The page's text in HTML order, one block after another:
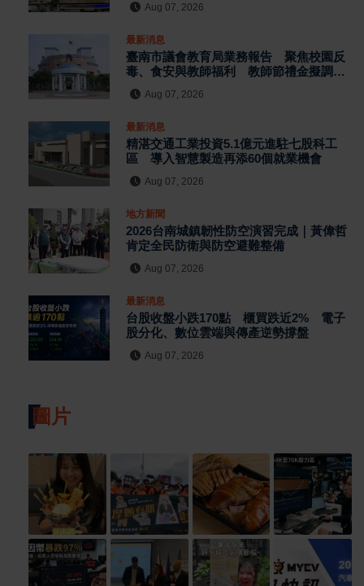
Aug 07, 2026
最新消息
臺南市議會教育局業務報告 聚焦校園反
毒、食安與教師福利 教師節禮金擬調升
至千元
Aug 07, 2026
最新消息
精湛交通工業投資5.1億元進駐七股科工
區 導入智慧製造再添60個就業機會
Aug 07, 2026
地方新聞
2026台南城鎮韌性防空演習完成｜黃偉哲
肯定全民防衛與防空避難整備
Aug 07, 2026
最新消息
台股收盤小跌170點 櫃買跌近2% 電子
股分化、數位雲端與傳產逆勢撐盤
Aug 07, 2026
圖片